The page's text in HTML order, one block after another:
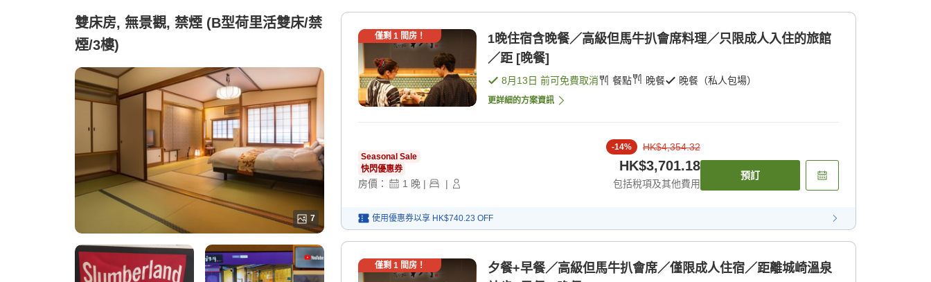
雙床房, 無景觀, 禁煙 (B型荷里活雙床/禁
煙/3樓)
7
僅剩 1間房！
1晚住宿含晚餐／高級但馬牛扒會席料理／只限成人入住的旅館
／距 [晚餐]
8月13日 前可免費取消 餐點 晚餐 晚餐（私人包場）
更詳細的方案資訊
Seasonal Sale
快閃優惠券
房價： 1 晚 | |
-14% HK$4,354.32
HK$3,701.18
包括稅項及其他費用
預訂
使用優惠券以享 HK$740.23 OFF
僅剩 1間房！
夕餐+早餐／高級但馬牛扒會席／僅限成人住宿／距離城崎溫泉